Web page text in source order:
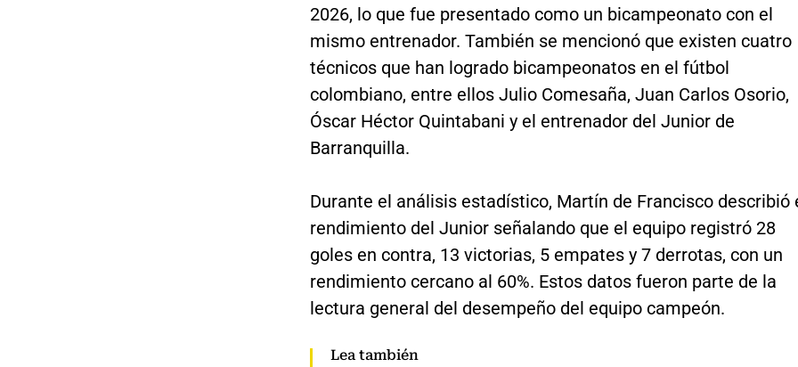
2026, lo que fue presentado como un bicampeonato con el
mismo entrenador. También se mencionó que existen cuatro
técnicos que han logrado bicampeonatos en el fútbol
colombiano, entre ellos Julio Comesaña, Juan Carlos Osorio,
Óscar Héctor Quintabani y el entrenador del Junior de
Barranquilla.
Durante el análisis estadístico, Martín de Francisco describió
rendimiento del Junior señalando que el equipo registró 28
goles en contra, 13 victorias, 5 empates y 7 derrotas, con un
rendimiento cercano al 60%. Estos datos fueron parte de la
lectura general del desempeño del equipo campeón.
Lea también